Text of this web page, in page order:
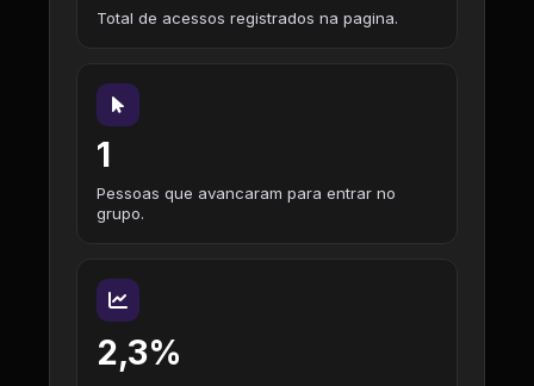
Total de acessos registrados na pagina.
1
Pessoas que avancaram para entrar no
grupo.
2,3%